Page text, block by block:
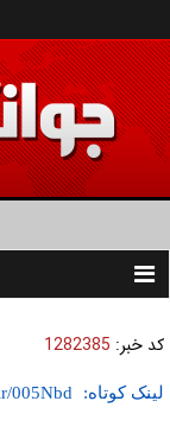
Toggle
کد خبر: 1282385
لینک کوتاه: